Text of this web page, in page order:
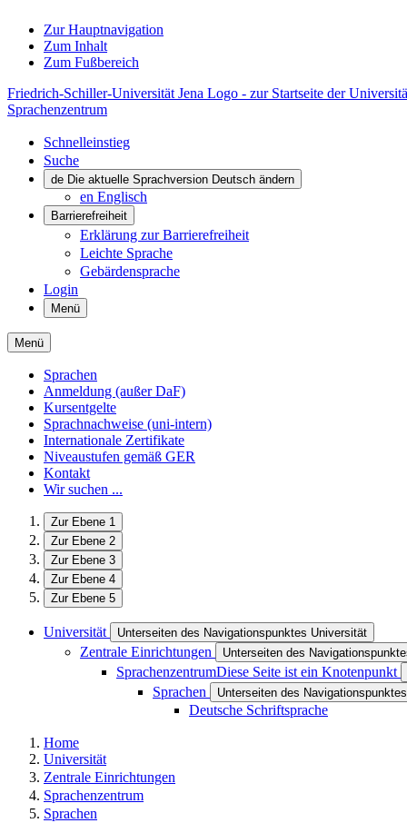
Zur Hauptnavigation
Zum Inhalt
Zum Fußbereich
Friedrich-Schiller-Universität Jena Logo - zur Startseite der
Sprachenzentrum
Schnelleinstieg
Suche
de Die aktuelle Sprachversion Deutsch ändern
en Englisch
Barrierefreiheit
Erklärung zur Barrierefreiheit
Leichte Sprache
Gebärdensprache
Login
Menü
Menü
Sprachen
Anmeldung (außer DaF)
Kursentgelte
Sprachnachweise (uni-intern)
Internationale Zertifikate
Niveaustufen gemäß GER
Kontakt
Wir suchen ...
Zur Ebene 1
Zur Ebene 2
Zur Ebene 3
Zur Ebene 4
Zur Ebene 5
Universität Unterseiten des Navigationspunktes Universität
Zentrale Einrichtungen Unterseiten des
SprachenzentrumDiese Seite ist ein Knotenpunkt
Sprachen
Unterseiten des
Deutsche Schriftsprache
Home
Universität
Zentrale Einrichtungen
Sprachenzentrum
Sprachen